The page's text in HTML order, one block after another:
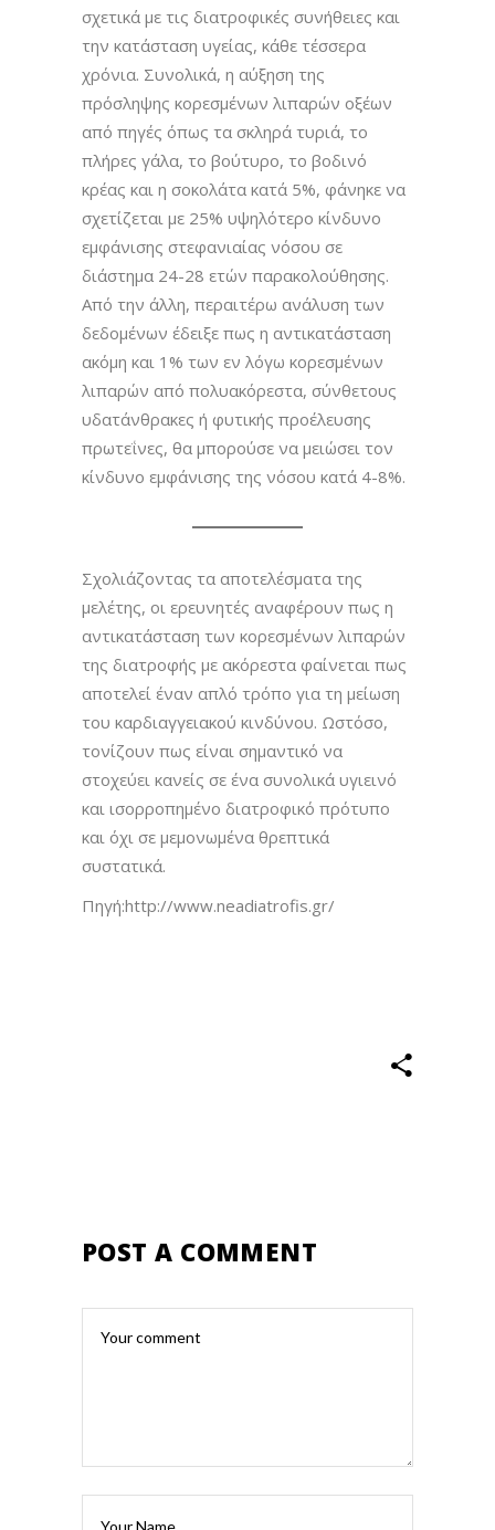
σχετικά με τις διατροφικές συνήθειες και
την κατάσταση υγείας, κάθε τέσσερα
χρόνια. Συνολικά, η αύξηση της
πρόσληψης κορεσμένων λιπαρών οξέων
από πηγές όπως τα σκληρά τυριά, το
πλήρες γάλα, το βούτυρο, το βοδινό
κρέας και η σοκολάτα κατά 5%, φάνηκε να
σχετίζεται με 25% υψηλότερο κίνδυνο
εμφάνισης στεφανιαίας νόσου σε
διάστημα 24-28 ετών παρακολούθησης.
Από την άλλη, περαιτέρω ανάλυση των
δεδομένων έδειξε πως η αντικατάσταση
ακόμη και 1% των εν λόγω κορεσμένων
λιπαρών από πολυακόρεστα, σύνθετους
υδατάνθρακες ή φυτικής προέλευσης
πρωτεΐνες, θα μπορούσε να μειώσει τον
κίνδυνο εμφάνισης της νόσου κατά 4-8%.
Σχολιάζοντας τα αποτελέσματα της
μελέτης, οι ερευνητές αναφέρουν πως η
αντικατάσταση των κορεσμένων λιπαρών
της διατροφής με ακόρεστα φαίνεται πως
αποτελεί έναν απλό τρόπο για τη μείωση
του καρδιαγγειακού κινδύνου. Ωστόσο,
τονίζουν πως είναι σημαντικό να
στοχεύει κανείς σε ένα συνολικά υγιεινό
και ισορροπημένο διατροφικό πρότυπο
και όχι σε μεμονωμένα θρεπτικά
συστατικά.
Πηγή:http://www.neadiatrofis.gr/
POST A COMMENT